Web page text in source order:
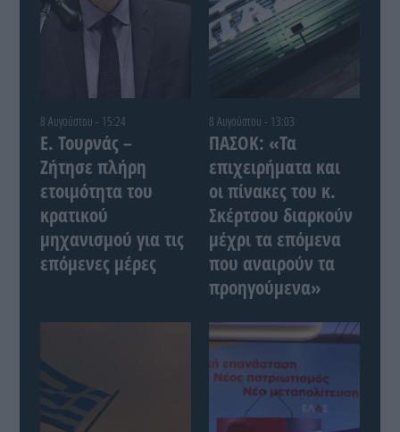
8 Αυγούστου - 15:24
Ε. Τουρνάς –
Ζήτησε πλήρη
ετοιμότητα του
κρατικού
μηχανισμού για τις
επόμενες μέρες
8 Αυγούστου - 13:03
ΠΑΣΟΚ: «Τα
επιχειρήματα και
οι πίνακες του κ.
Σκέρτσου διαρκούν
μέχρι τα επόμενα
που αναιρούν τα
προηγούμενα»